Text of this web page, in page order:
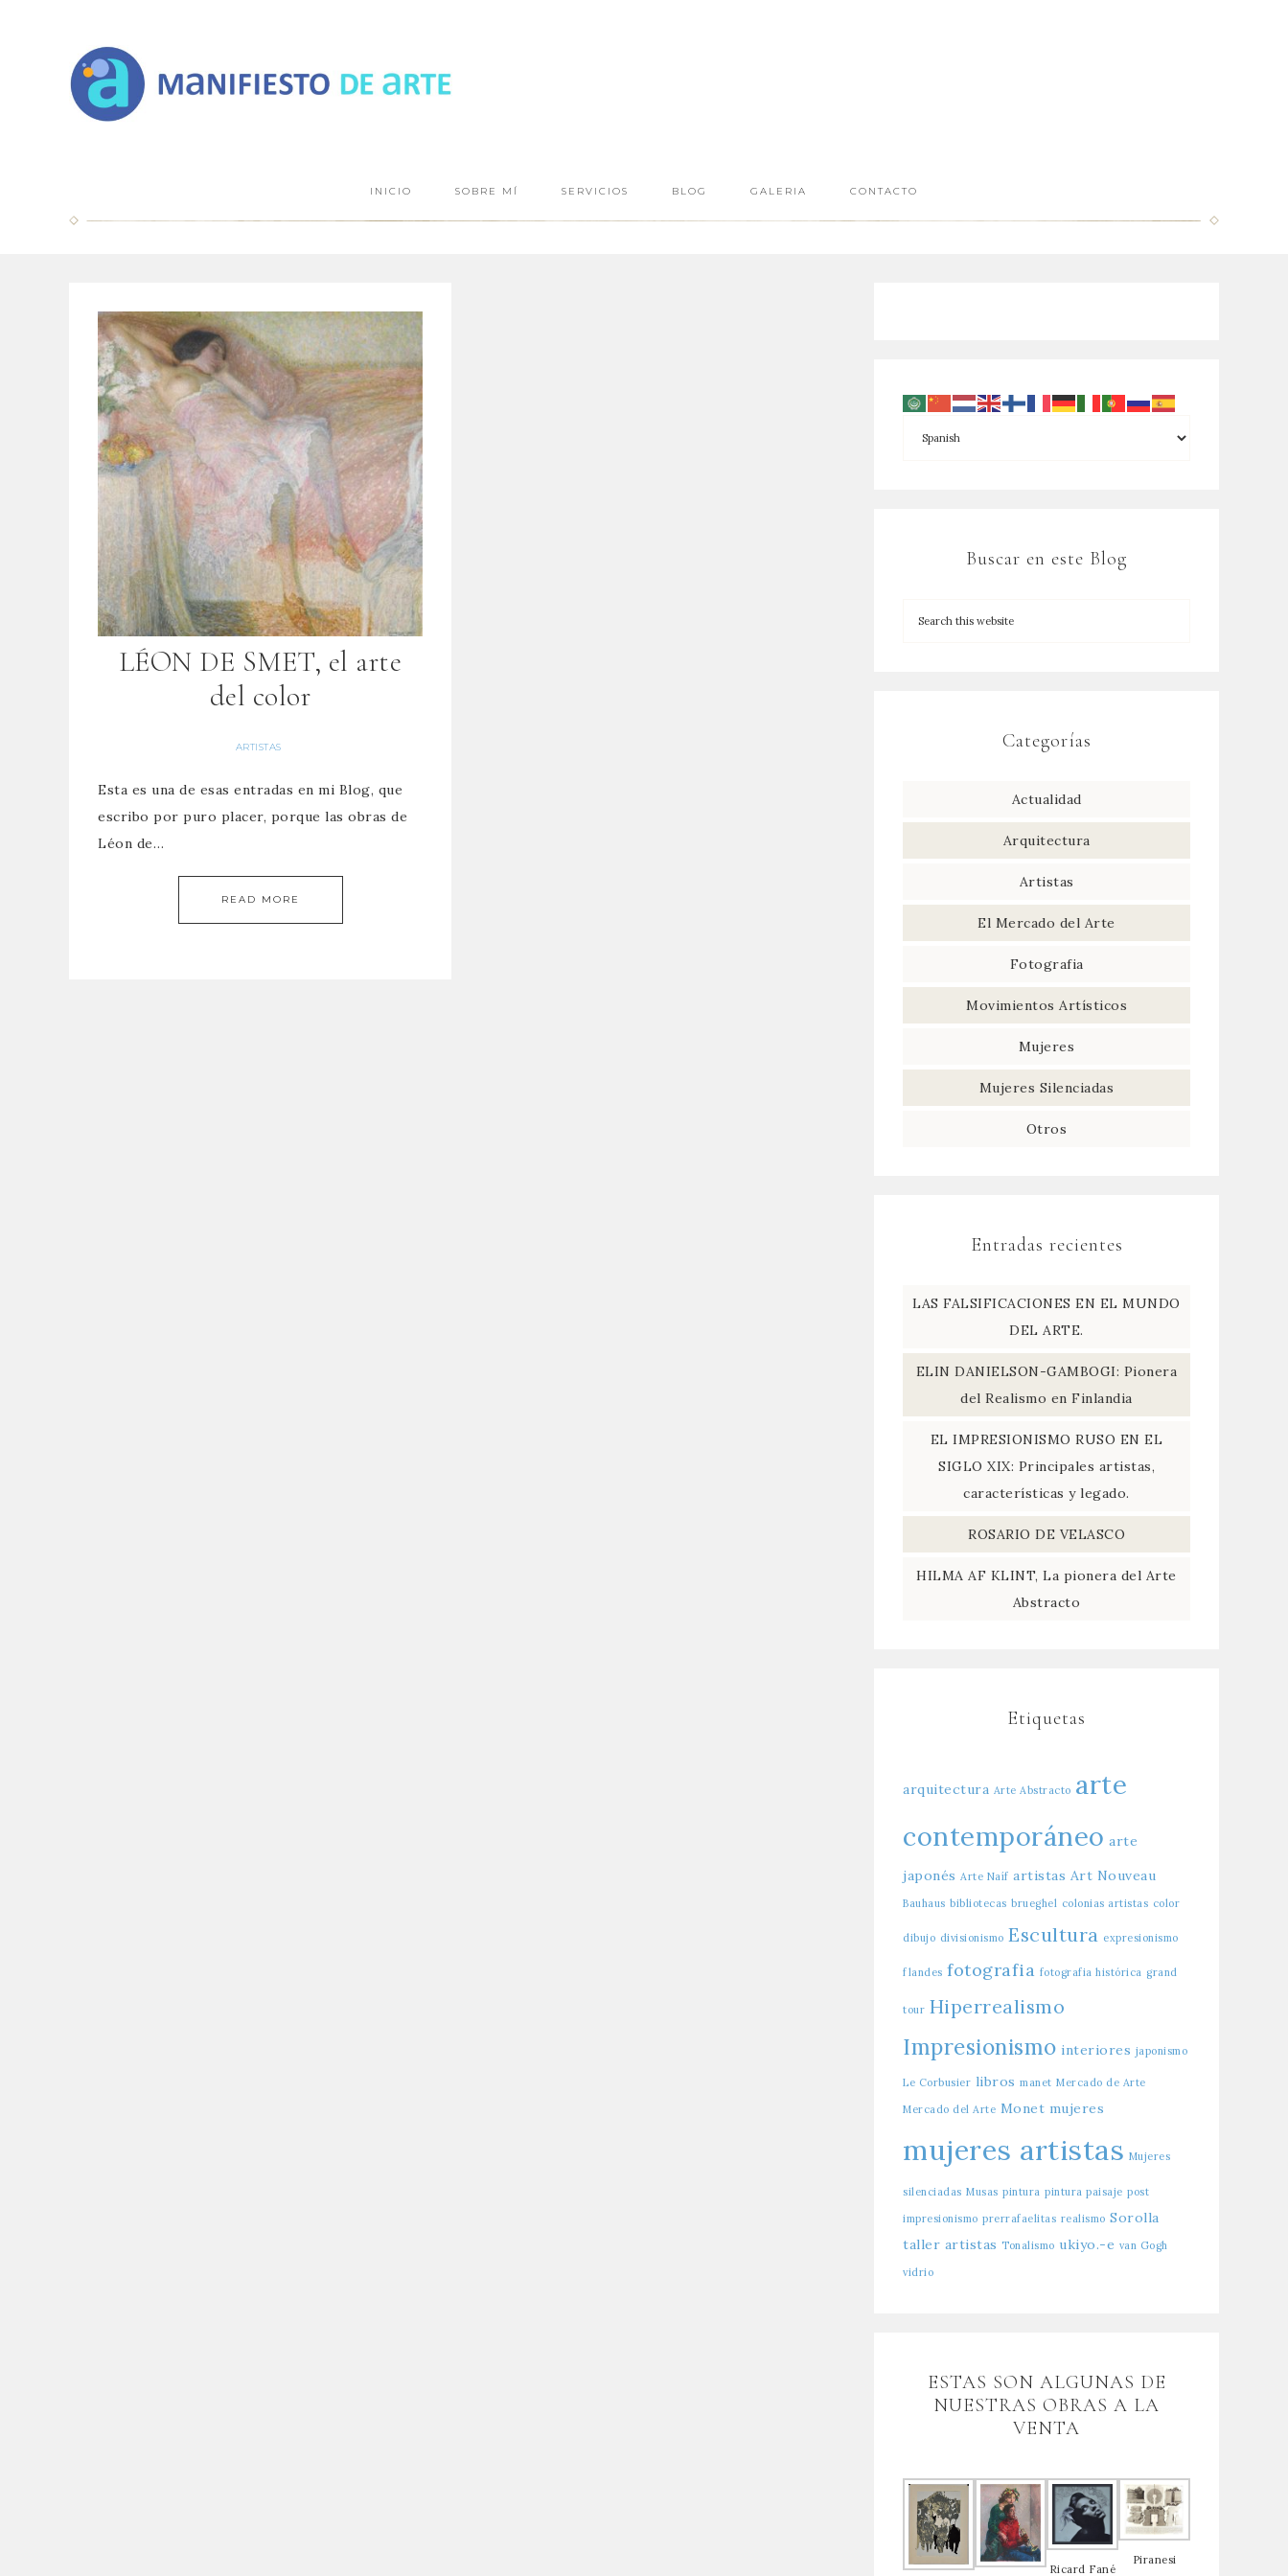
INICIO SOBRE MÍ SERVICIOS BLOG GALERIA CONTACTO
LÉON DE SMET, el arte
del color
ARTISTAS
Esta es una de esas entradas en mi Blog, que
escribo por puro placer, porque las obras de
Léon de…
READ MORE
Buscar en este Blog
Categorías
Actualidad
Arquitectura
Artistas
El Mercado del Arte
Fotografia
Movimientos Artísticos
Mujeres
Mujeres Silenciadas
Otros
Entradas recientes
LAS FALSIFICACIONES EN EL MUNDO
DEL ARTE.
ELIN DANIELSON-GAMBOGI: Pionera
del Realismo en Finlandia
EL IMPRESIONISMO RUSO EN EL
SIGLO XIX: Principales artistas,
características y legado.
ROSARIO DE VELASCO
HILMA AF KLINT, La pionera del Arte
Abstracto
Etiquetas
arquitectura Arte Abstracto arte
contemporáneo arte
japonés Arte Naíf artistas Art Nouveau
Bauhaus bibliotecas brueghel colonias artistas color
dibujo divisionismo Escultura expresionismo
flandes fotografia fotografia histórica grand
tour Hiperrealismo
Impresionismo interiores japonismo
Le Corbusier libros manet Mercado de Arte
Mercado del Arte Monet mujeres
mujeres artistas Mujeres
silenciadas Musas pintura pintura paisaje post
impresionismo prerrafaelitas realismo Sorolla
taller artistas Tonalismo ukiyo.-e van Gogh
vidrio
ESTAS SON ALGUNAS DE
NUESTRAS OBRAS A LA
VENTA
Ricard Fané
Piranesi